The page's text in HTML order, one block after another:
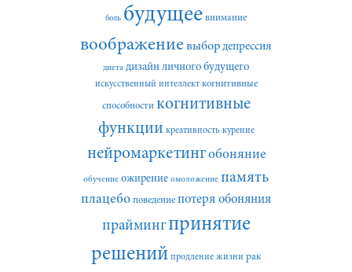
боль будущее внимание
воображение выбор депрессия
диета дизайн личного будущего
искусственный интеллект когнитивные
способности когнитивные
функции креативность курение
нейромаркетингобоняние
обучение ожирение омоложение память
плацебо поведение потеря обоняния
праймингпринятие
решений продление жизни рак